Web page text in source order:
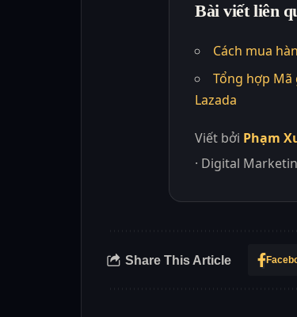
Bài viết liên
Cách mua
Tổng hợp Mã
Lazada
Viết bởi Phạm
· Digital
Share This Article